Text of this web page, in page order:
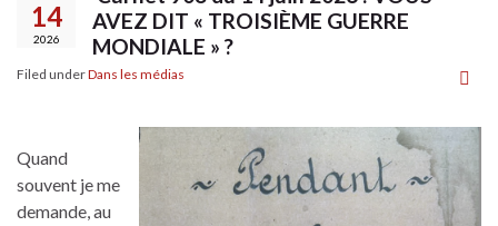
14
2026
AVEZ DIT « TROISIÈME GUERRE
MONDIALE » ?
Filed underDans les médias
Quand
souvent je me
demande, au